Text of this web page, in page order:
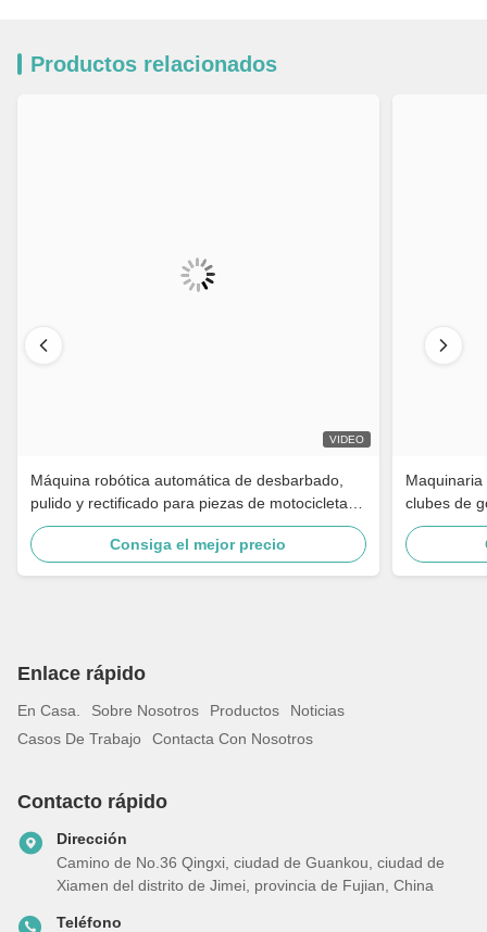
Productos relacionados
VIDEO
Máquina robótica automática de desbarbado,
pulido y rectificado para piezas de motocicleta,
grifos de latón, herrajes y manijas de puertas
Consiga el mejor precio
clubes de
gabinetes
de
Enlace rápido
En Casa. Sobre Nosotros Productos
Noticias
Casos De Trabajo
Contacta Con Nosotros
Contacto rápido
Dirección
Camino de No.36 Qingxi, ciudad de Guankou, ciudad de
Xiamen del distrito de Jimei, provincia de Fujian, China
Teléfono